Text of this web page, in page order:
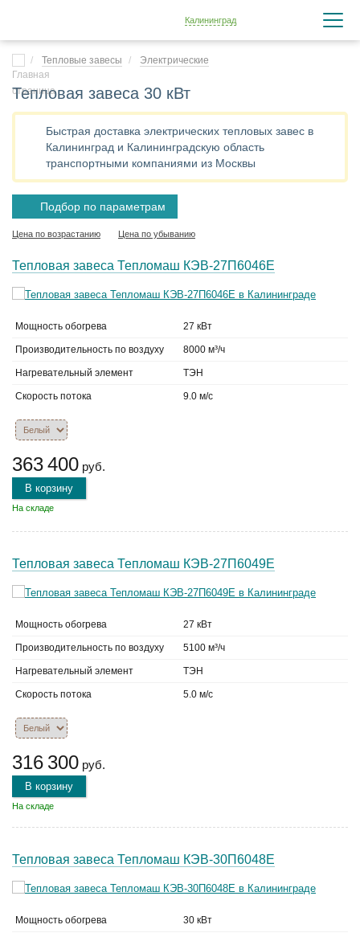
Калининград
Тепловые завесы Электрические
Тепловая завеса 30 кВт
Быстрая доставка электрических тепловых завес в
Калининград и Калининградскую область
транспортными компаниями из Москвы
Подбор по параметрам
Цена по возрастанию Цена по убыванию
Тепловая завеса Тепломаш КЭВ-27П6046Е
Мощность обогрева 27 кВт
Производительность по воздуху 8000 м³/ч
Нагревательный элемент ТЭН
Скорость потока 9.0 м/с
363 400 руб.
В корзину
На складе
Тепловая завеса Тепломаш КЭВ-27П6049Е
Мощность обогрева 27 кВт
Производительность по воздуху 5100 м³/ч
Нагревательный элемент ТЭН
Скорость потока 5.0 м/с
316 300 руб.
В корзину
На складе
Тепловая завеса Тепломаш КЭВ-30П6048Е
Мощность обогрева 30 кВт